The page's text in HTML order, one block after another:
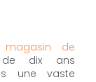
magasin de
dix ans
une vaste